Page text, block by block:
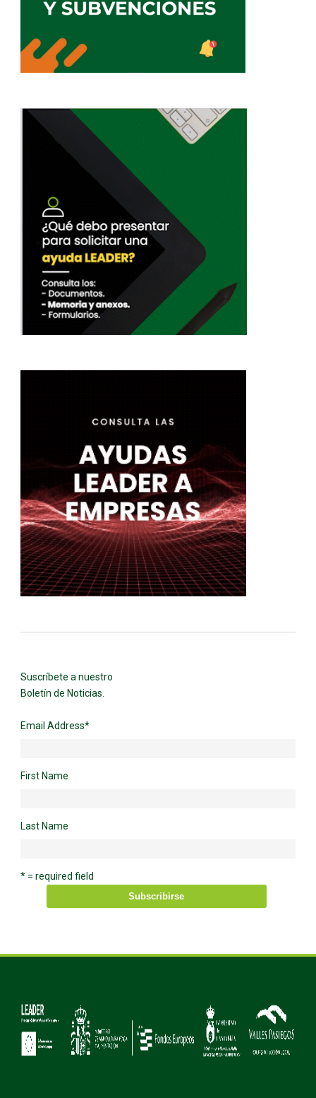
Suscríbete a nuestro
Boletín de Noticias.
Email Address*
First Name
Last Name
* = required field